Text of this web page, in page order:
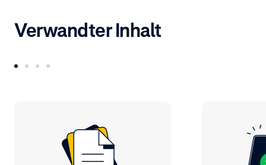
Verwandter Inhalt